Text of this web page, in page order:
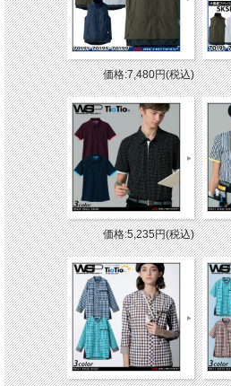
価格:7,480円(税込)
価格:5,235円(税込)